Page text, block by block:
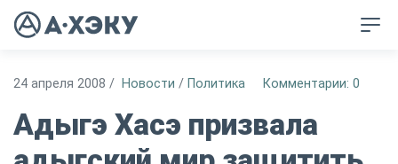
24 апреля 2008 / Новости / Политика Комментарии: 0
Адыгэ Хасэ призвала